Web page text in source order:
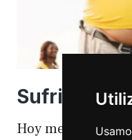
Sufriendo
Hoy me apetece